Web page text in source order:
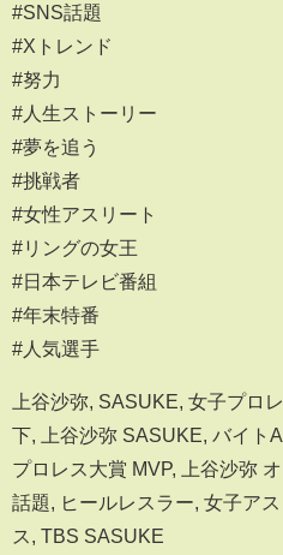
#SNS話題
#Xトレンド
#努力
#人生ストーリー
#夢を追う
#挑戦者
#女性アスリート
#リングの女王
#日本テレビ番組
#年末特番
#人気選手
上谷沙弥, SASUKE, 女子プロ
下, 上谷沙弥 SASUKE, バイト
プロレス大賞 MVP, 上谷沙弥
話題, ヒールレスラー, 女子ア
ス, TBS SASUKE